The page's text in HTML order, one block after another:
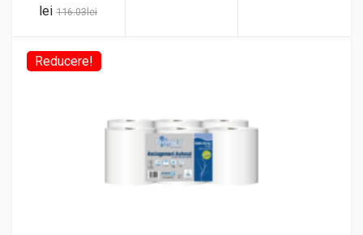
lei 116.03lei
Reducere!